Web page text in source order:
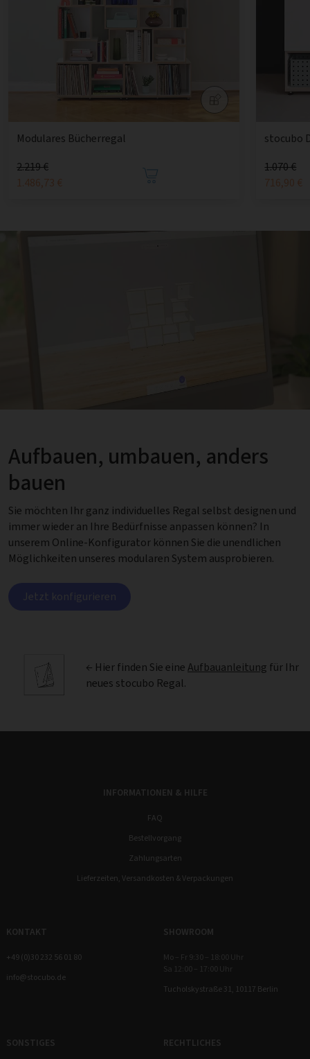
Modulares Bücherregal
2.219 €
1.486,73 €
stocubo
1.070 €
716,90 €
Aufbauen, umbauen, anders
bauen
Sie möchten Ihr ganz individuelles Regal selbst designen und
immer wieder an Ihre Bedürfnisse anpassen können? In
unserem Online-Konfigurator können Sie die unendlichen
Möglichkeiten unseres modularen System ausprobieren.
Jetzt konfigurieren
← Hier finden Sie eineAufbauanleitung für Ihr
neues stocubo Regal.
INFORMATIONEN & HILFE
FAQ
Bestellvorgang
Zahlungsarten
Lieferzeiten, Versandkosten & Verpackungen
KONTAKT
+49 (0)30 232 56 01 80
info@stocubo.de
SHOWROOM
Mo – Fr 9:30 – 18:00 Uhr
Sa 12:00 – 17:00 Uhr
Tucholskystraße 31, 10117 Berlin
SONSTIGES RECHTLICHES